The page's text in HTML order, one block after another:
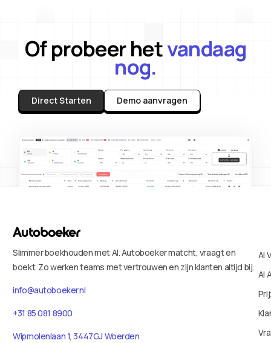
Of probeer hetvandaag
nog.
Direct Starten Demo aanvragen
Slimmer boekhouden met AI. Autoboeker matcht, vraagt en
boekt. Zo werken teams met vertrouwen en zijn klanten altijd bij.
info@autoboeker.nl
+31 85 081 8900
Wipmolenlaan 1, 3447GJ Woerden
AI
AI